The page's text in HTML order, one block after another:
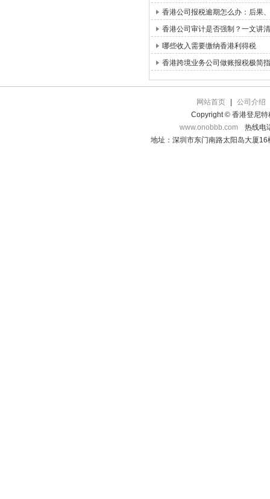
香港公司报税逾期怎么办：后果
香港公司审计是否强制？一文讲清
哪些收入需要缴纳香港利得税
香港跨境业务公司做账报税极简
网站首页
公司介绍
Copyright © 香港登尼特
www.onobbb.com
热线电
地址：深圳市东门南路太阳岛大厦